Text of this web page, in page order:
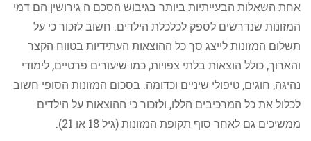
אחת השאלות הבעייתיות ביותר בגיבוש הסכם ה גירושין הם דמי
המזונות שנדרשים לספק לכלכלת הילדים. חשוב לזכור כי על
תשלום המזונות לייצג סך כל ההוצאות העתידיות בטווח הקצר
והארוך, כולל הוצאות בלתי צפויות, כמו שיעורים פרטיים, לימודי
נהיגה, חוגים, טיפולי שיניים וכדומה. בסכום המזונות הסופי חשוב
לכלול את כל המרכיבים הללו, ולזכור כי ההוצאות על הילדים
ממשיכים גם לאחר סוף תקופת המזונות (גיל 18 או 21).